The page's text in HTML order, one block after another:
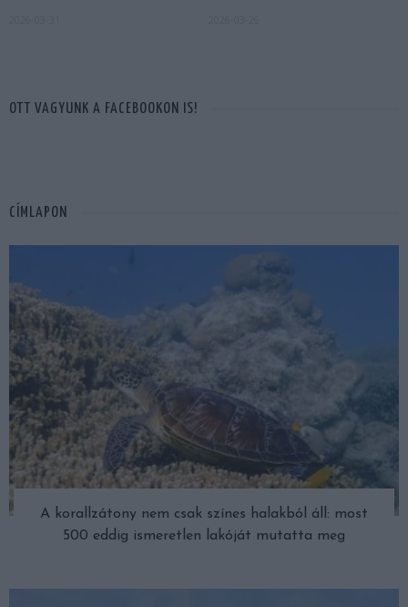
OTT VAGYUNK A FACEBOOKON IS!
CÍMLAPON
A korallzátony nem csak színes halakból áll: most
500 eddig ismeretlen lakóját mutatta meg